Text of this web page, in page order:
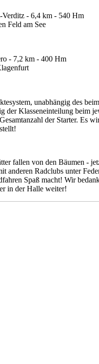
- 6,4 km - 540 Hm
Feld am See
- 7,2 km - 400 Hm
unabhängig des
der Klasseneinteilung beim
der Starter. Es
fallen von den Bäumen -
anderen Radclubs unter
Spaß macht! Wir
in der Halle weiter!